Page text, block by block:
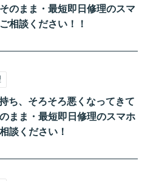
のまま・最短即日修理のスマ
相談ください！！
ち、そろそろ悪くなってきて
まま・最短即日修理のスマホ
談ください！